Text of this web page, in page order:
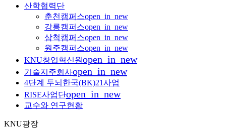
산학협력단
춘천캠퍼스open_in_new
강릉캠퍼스open_in_new
삼척캠퍼스open_in_new
원주캠퍼스open_in_new
KNU창업혁신원open_in_new
기술지주회사open_in_new
4단계 두뇌한국(BK)21사업
RISE사업단open_in_new
교수와 연구현황
KNU광장